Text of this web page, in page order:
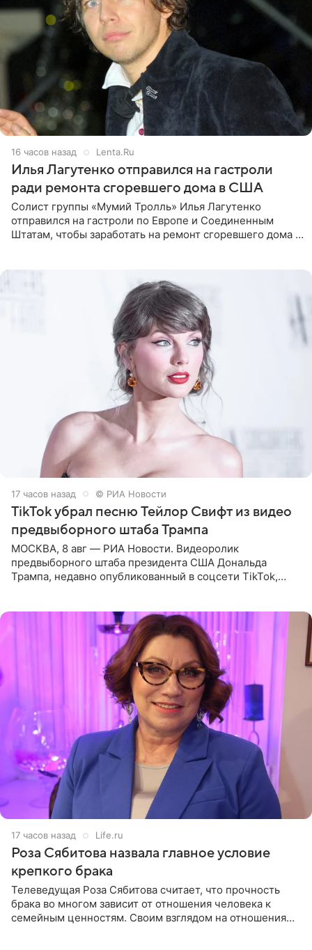
16 часов назад Lenta.Ru
Илья Лагутенко отправился на гастроли
ради ремонта сгоревшего дома в США
Солист группы «Мумий Тролль» Илья Лагутенко
отправился на гастроли по Европе и Соединенным
Штатам, чтобы заработать на ремонт сгоревшего дома в
17 часов назад © РИА Новости
TikTok убрал песню Тейлор Свифт из видео
предвыборного штаба Трампа
МОСКВА, 8 авг — РИА Новости. Видеоролик
предвыборного штаба президента США Дональда
Трампа, недавно опубликованный в соцсети TikTok,
17 часов назад Life.ru
Роза Сябитова назвала главное условие
крепкого брака
Телеведущая Роза Сябитова считает, что прочность
брака во многом зависит от отношения человека к
семейным ценностям. Своим взглядом на отношения